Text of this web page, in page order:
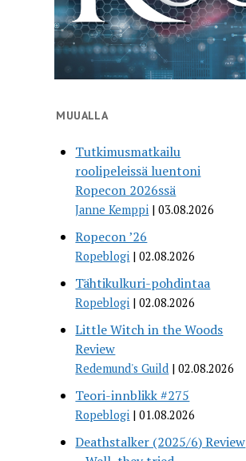
MUUALLA
Tutkimusmatkailu
roolipeleissä luentoni
Ropecon 2026ssä
Janne Kemppi 03.08.2026
Ropecon ’26
Ropeblogi 02.08.2026
Tähtikulkuri-pohdintaa
Ropeblogi 02.08.2026
Little Witch in the Woods
Review
Redemund's Guild 02.08.2026
Teori-innblikk #275
Ropeblogi 01.08.2026
Deathstalker (2025/6) Review